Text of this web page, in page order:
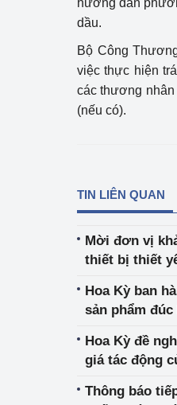
hướng dẫn
dầu.
Bộ Công
việc thực hiện
các thương
(nếu có).
TIN LIÊN QUAN
Mời đơn vị
thiết bị thiết
Hoa Kỳ ban
sản phẩm
Hoa Kỳ đề
giá tác động
Thông báo